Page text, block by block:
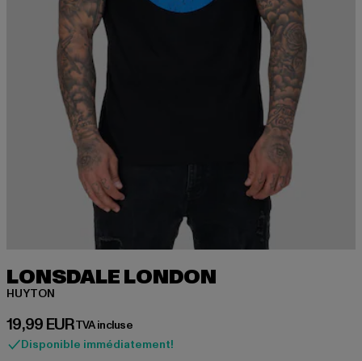
LONSDALE LONDON
HUYTON
19,99 EUR
Prix courant: 19,99 EUR
TVA incluse
Disponible immédiatement!